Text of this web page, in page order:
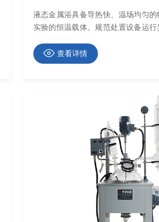
液态金属浴具备导热快、温场均匀
实验的恒温载体。规范处置设备运
查看详情